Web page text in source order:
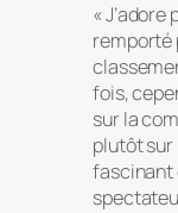
«
remporté
fois,
sur la
plutôt sur
fascinant